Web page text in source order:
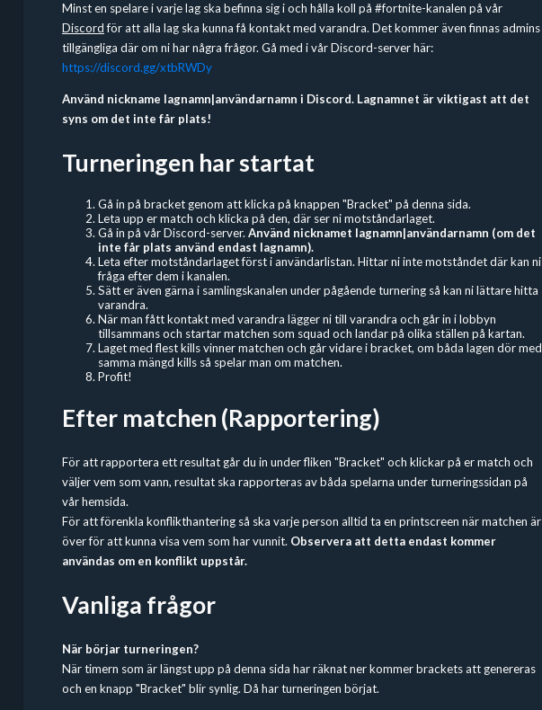
Minst en spelare i varje lag ska befinna sig i och hålla koll på #fortnite-kanalen på vår
Discordför att alla lag ska kunna få kontakt med varandra. Det kommer även finnas admins
tillgängliga där om ni har några frågor. Gå med i vår Discord-server här:
https://discord.gg/xtbRWDy
Använd nickname lagnamn|användarnamn i Discord. Lagnamnet är viktigast att det
syns om det inte får plats!
Turneringen har startat
Gå in på bracket genom att klicka på knappen "Bracket" på denna sida.
Leta upp er match och klicka på den, där ser ni motståndarlaget.
Gå in på vår Discord-server.Använd nicknamet lagnamn|användarnamn (om det
inte får plats använd endast lagnamn).
Leta efter motståndarlaget först i användarlistan. Hittar ni inte motståndet där kan ni
fråga efter dem i kanalen.
Sätt er även gärna i samlingskanalen under pågående turnering så kan ni lättare hitta
varandra.
När man fått kontakt med varandra lägger ni till varandra och går in i lobbyn
tillsammans och startar matchen som squad och landar på olika ställen på kartan.
Laget med flest kills vinner matchen och går vidare i bracket, om båda lagen dör med
samma mängd kills så spelar man om matchen.
Profit!
Efter matchen (Rapportering)
För att rapportera ett resultat går du in under fliken "Bracket" och klickar på er match och
väljer vem som vann, resultat ska rapporteras av båda spelarna under turneringssidan på
vår hemsida.
För att förenkla konflikthantering så ska varje person alltid ta en printscreen när matchen är
över för att kunna visa vem som har vunnit. Observera att detta endast kommer
användas om en konflikt uppstår.
Vanliga frågor
När börjar turneringen?
När timern som är längst upp på denna sida har räknat ner kommer brackets att genereras
och en knapp "Bracket" blir synlig. Då har turneringen börjat.